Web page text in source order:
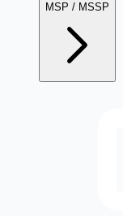
MSP / MSSP